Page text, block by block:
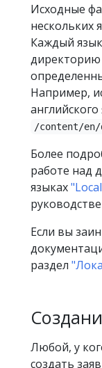
Исходные
нескольких
Каждый
директорию
Например,
/content/en/
Более
работе над
языках
Если вы
раздел
Любой, у
создать